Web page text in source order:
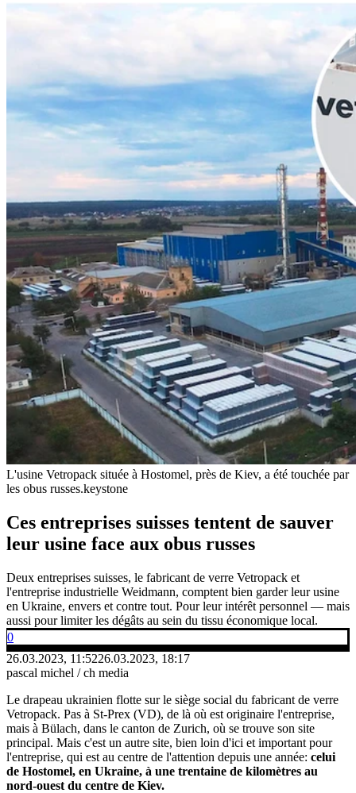
L'usine Vetropack située à Hostomel, près de Kiev, a été touchée par
les obus russes.keystone
Ces entreprises suisses tentent de sauver
leur usine face aux obus russes
Deux entreprises suisses, le fabricant de verre Vetropack et
l'entreprise industrielle Weidmann, comptent bien garder leur usine
en Ukraine, envers et contre tout. Pour leur intérêt personnel — mais
aussi pour limiter les dégâts au sein du tissu économique local.
0
26.03.2023, 11:5226.03.2023, 18:17
pascal michel / ch media
Le drapeau ukrainien flotte sur le siège social du fabricant de verre
Vetropack. Pas à St-Prex (VD), de là où est originaire l'entreprise,
mais à Bülach, dans le canton de Zurich, où se trouve son site
principal. Mais c'est un autre site, bien loin d'ici et important pour
l'entreprise, qui est au centre de l'attention depuis une année: celui
de Hostomel, en Ukraine, à une trentaine de kilomètres au
nord-ouest du centre de Kiev.